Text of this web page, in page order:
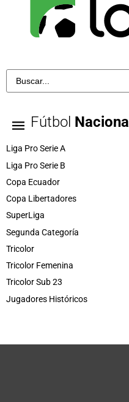
Fútbol Nacional
Liga Pro Serie A
Liga Pro Serie B
Copa Ecuador
Copa Libertadores
SuperLiga
Segunda Categoría
Tricolor
Tricolor Femenina
Tricolor Sub 23
Jugadores Históricos